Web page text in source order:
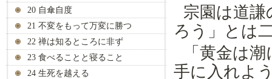
20 自傘自度
21 不変をもって万変に勝つ
22 禅は知るところに非ず
23 食べることと寝ること
24 生死を越える
宗園は道
ろう」とは
「黄金は
手に入れよ